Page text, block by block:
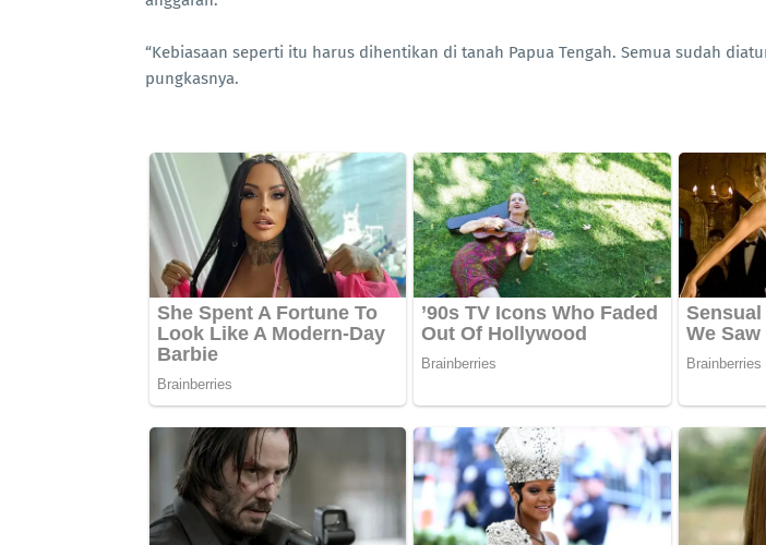
“Kebiasaan seperti itu harus dihentikan di tanah Papua Tengah. Semua sudah
pungkasnya.